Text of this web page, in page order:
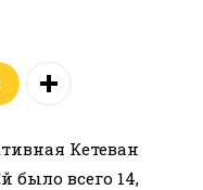
Кетеван
было всего 14,